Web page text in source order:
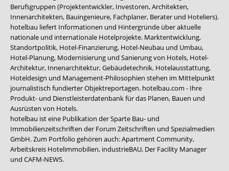
Berufsgruppen (Projektentwickler, Investoren, Architekten,
Innenarchitekten, Bauingenieure, Fachplaner, Berater und Hoteliers).
hotelbau liefert Informationen und Hintergründe über aktuelle
nationale und internationale Hotelprojekte. Marktentwicklung,
Standortpolitik, Hotel-Finanzierung, Hotel-Neubau und Umbau,
Hotel-Planung, Modernisierung und Sanierung von Hotels, Hotel-
Architektur, Innenarchitektur, Gebäudetechnik, Hotelausstattung,
Hoteldesign und Management-Philosophien stehen im Mittelpunkt
journalistisch fundierter Objektreportagen. hotelbau.com - Ihre
Produkt- und Dienstleisterdatenbank für das Planen, Bauen und
Ausrüsten von Hotels.
hotelbau ist eine Publikation der Sparte Bau- und
Immobilienzeitschriften der Forum Zeitschriften und Spezialmedien
GmbH. Zum Portfolio gehören auch:Apartment Community,
Arbeitskreis Hotelimmobilien, industrieBAU, Der Facility Manager
und CAFM-NEWS.